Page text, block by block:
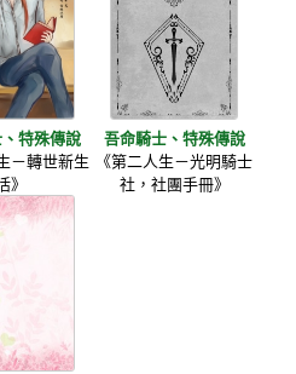
特殊傳說
－轉世新生
》
吾命騎士、特殊傳說
《第二人生－光明騎士
社，社團手冊》